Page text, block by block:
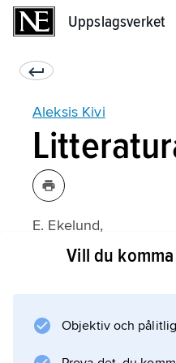
Uppslagsverket
Aleksis Kivi
E. Ekelund,
Aleksis Kivi
Vill du
Objektiv och